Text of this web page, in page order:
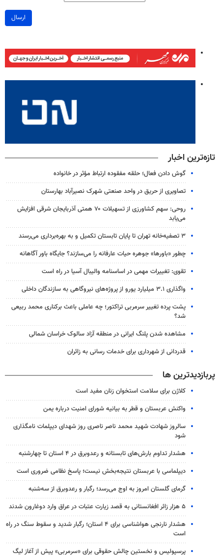
ارسال
تازه‌ترین اخبار
گوش دادن فعال؛ حلقه مفقوده ارتباط مؤثر در خانواده
تصاویری از حریق در واحد صنعتی شهرک نصیرآباد بهارستان
روحی: سهم کشاورزی از تسهیلات ۷۰ همتی آذربایجان شرقی افزایش
می‌یابد
۳ ﺗﺼﻔﻴﻪ‌ﺧﺎﻧﻪ‌ تهران تا پایان تابستان تکمیل و به بهره‌برداری می‌رسند
چطور «باورها» جوهره حیات عارفانه را می‌سازند؟ جایگاه باور آگاهانه
تقوی: تغییرات مهمی در اساسنامه والیبال آسیا در راه است
واگذاری ۳.۱ میلیارد یورو از پروژه‌های نیروگاهی به سازندگان داخلی
پشت پرده تغییر سرمربی تراکتور؛ چه عاملی باعث برکناری محمد ربیعی
شد؟
مشاهده شدن پلنگ ایرانی در منطقه آزاد سالوک خراسان شمالی
قدردانی از شهرداری برای خدمات رسانی به زائران
پربازدیدترین ها
کلاژن برای سلامت استخوان زنان مفید است
واکنش عربستان و قطر به بیانیه شورای امنیت درباره یمن
سالروز شهادت شهید محمد ناصر ناصری روز شهدای دیپلمات نامگذاری
شود
هشدار تداوم بارش‌های تابستانه و رعدوبرق در ۴ استان تا چهارشنبه
دیپلماسی با عربستان نتیجه‌بخش نیست؛ پاسخ نظامی ضروری است
گرمای گلستان امروز به اوج می‌رسد؛ رگبار و رعدوبرق از سه‌شنبه
۵ هزار زائر افغانستانی به قصد زیارت عتبات در عراق وارد دوغارون شدند
هشدار نارنجی هواشناسی برای ۴ استان؛ رگبار شدید و سقوط سنگ در راه
است
پرسپولیس و نخستین چالش حقوقی برای «سرمربی» پیش از آغاز لیگ